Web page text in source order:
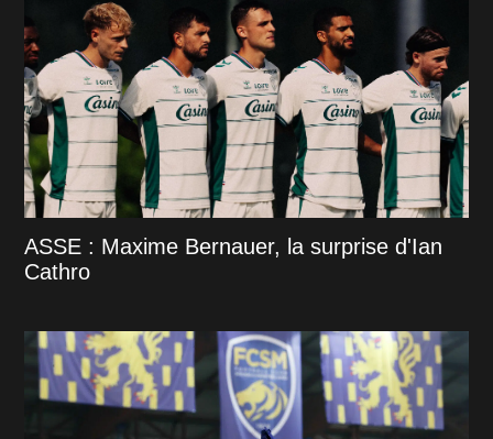
ASSE : Maxime Bernauer, la surprise d'Ian
Cathro